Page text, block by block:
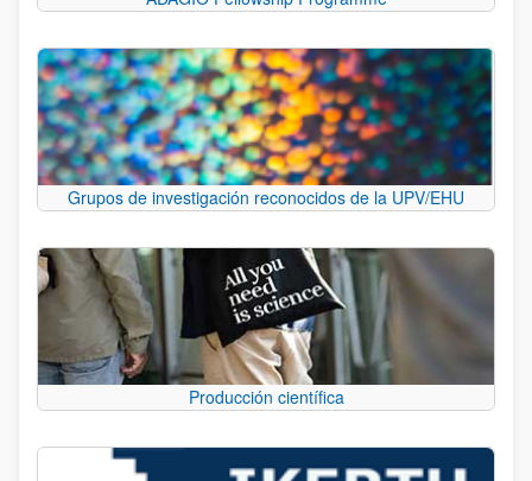
Grupos de investigación reconocidos de la UPV/EHU
Producción científica